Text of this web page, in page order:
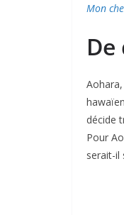
Mon
décide
Pour
serait-il